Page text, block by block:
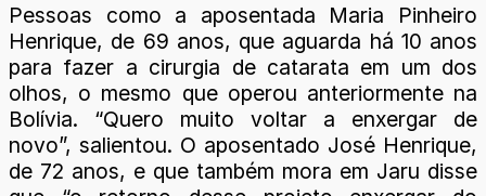
Pessoas como a aposentada Maria Pinheiro
Henrique, de 69 anos, que aguarda há 10 anos
para fazer a cirurgia de catarata em um dos
olhos, o mesmo que operou anteriormente na
Bolívia. “Quero muito voltar a enxergar de
novo”, salientou. O aposentado José Henrique,
de 72 anos, e que também mora em Jaru disse